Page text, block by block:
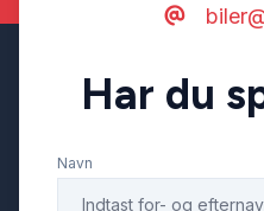
Har du
Navn